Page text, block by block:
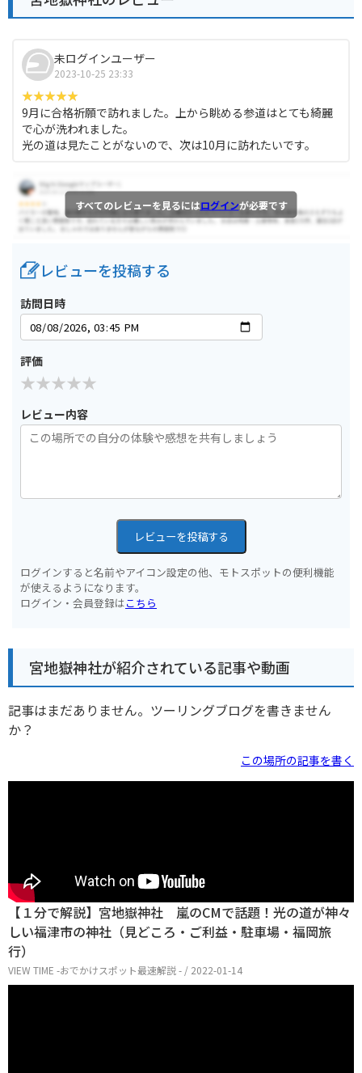
未ログインユーザー
2023-10-25 23:33
9月に合格祈願で訪れました。上から眺める参道はとても綺麗
で心が洗われました。
光の道は見たことがないので、次は10月に訪れたいです。
すべてのレビューを見るにはログインが必要です
レビューを投稿する
訪問日時
評価
レビュー内容
レビューを投稿する
ログインすると名前やアイコン設定の他、モトスポットの便利機能
が使えるようになります。
ログイン・会員登録はこちら
宮地嶽神社が紹介されている記事や動画
記事はまだありません。ツーリングブログを書きません
か？
この場所の記事を書く
【１分で解説】宮地嶽神社 嵐のCMで話題！光の道が神々
しい福津市の神社（見どころ・ご利益・駐車場・福岡旅
行）
VIEW TIME -おでかけスポット最速解説 - / 2022-01-14